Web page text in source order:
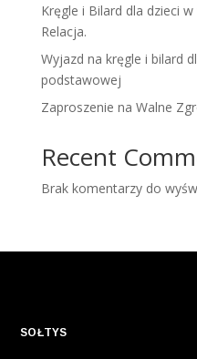
Kręgle i Bilard dla dzieci
Relacja.
Wyjazd na kręgle i bilard
podstawowej
Zaproszenie na Walne
Recent
Brak komentarzy do
SOŁTYS